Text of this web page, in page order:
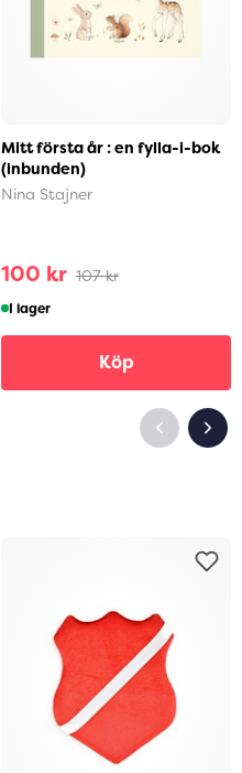
Mitt första år : en fylla-i-bok
(inbunden)
Nina Stajner
100 kr 107 kr
I lager
Köp